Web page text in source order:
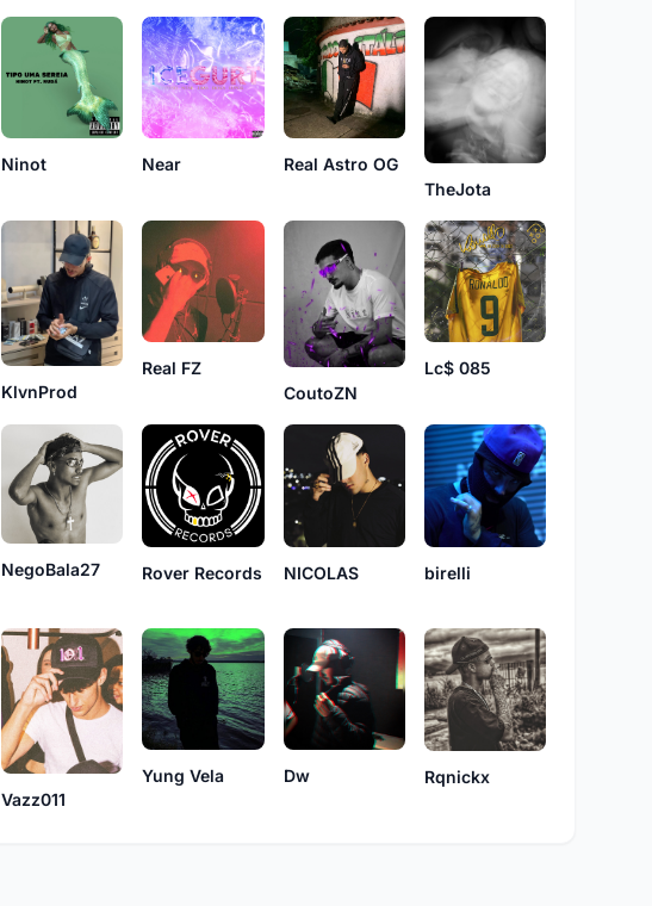
Ninot Near
Real Astro OG
TheJota
KlvnProd
Real FZ
CoutoZN
Lc$ 085
NegoBala27 Rover Records NICOLAS birelli
Vazz011
Yung Vela Dw Rqnickx